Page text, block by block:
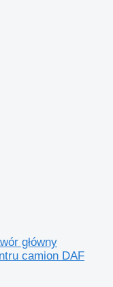
główny
camion DAF